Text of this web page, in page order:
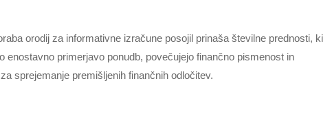
orodij za informativne izračune posojil prinaša številne prednosti, ki
enostavno primerjavo ponudb, povečujejo finančno pismenost in
sprejemanje premišljenih finančnih odločitev.